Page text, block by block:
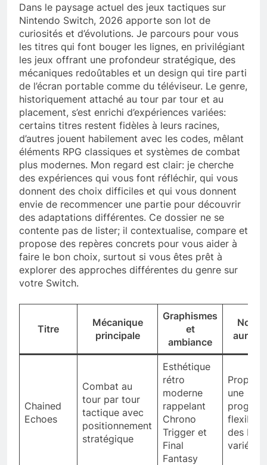
Dans le paysage actuel des jeux tactiques sur
Nintendo Switch, 2026 apporte son lot de
curiosités et d’évolutions. Je parcours pour vous
les titres qui font bouger les lignes, en privilégiant
les jeux offrant une profondeur stratégique, des
mécaniques redoûtables et un design qui tire parti
de l’écran portable comme du téléviseur. Le genre,
historiquement attaché au tour par tour et au
placement, s’est enrichi d’expériences variées:
certains titres restent fidèles à leurs racines,
d’autres jouent habilement avec les codes, mêlant
éléments RPG classiques et systèmes de combat
plus modernes. Mon regard est clair: je cherche
des expériences qui vous font réfléchir, qui vous
donnent des choix difficiles et qui vous donnent
envie de recommencer une partie pour découvrir
des adaptations différentes. Ce dossier ne se
contente pas de lister; il contextualise, compare et
propose des repères concrets pour vous aider à
faire le bon choix, surtout si vous êtes prêt à
explorer des approches différentes du genre sur
votre Switch.
Titre
Mécanique
principale
Graphismes
et
ambiance
Notes
aura
Chained
Echoes
Combat au
tour par tour
tactique avec
positionnement
stratégique
Esthétique
rétro
moderne
rappelant
Chrono
Trigger et
Final
Fantasy
une
flexible
des
variées